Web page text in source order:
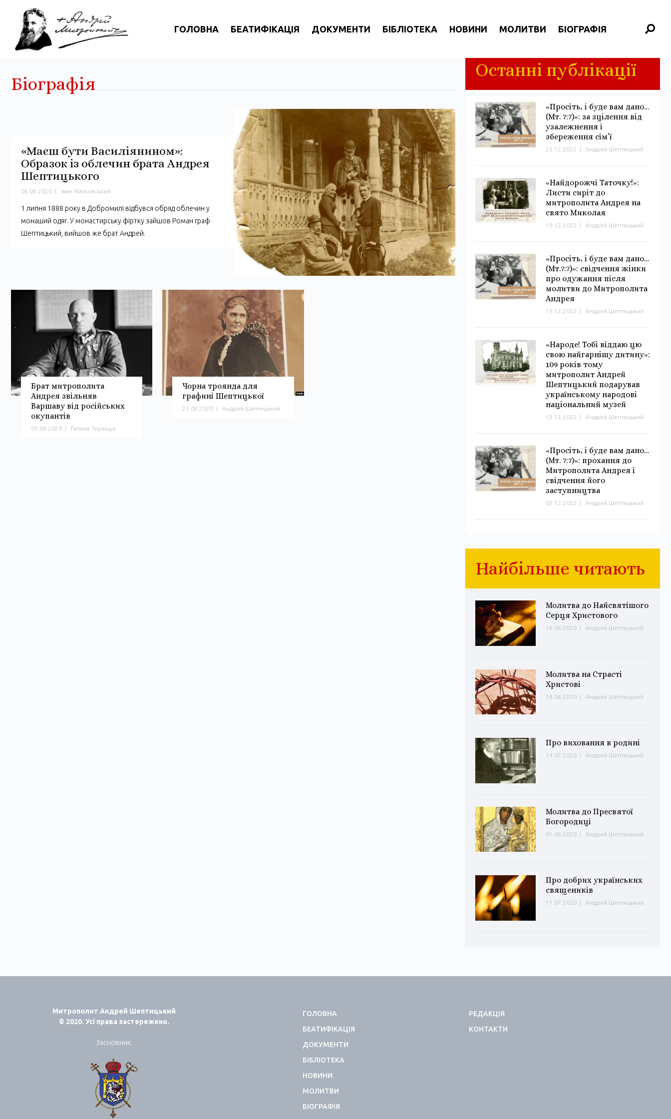
ГОЛОВНА БЕАТИФІКАЦІЯ ДОКУМЕНТИ БІБЛІОТЕКА НОВИНИ МОЛИТВИ БІОГРАФІЯ
Біографія
«Маєш бути Василіянином»:
Образок із облечин брата Андрея
Шептицького
06.08.2020 | Іван Матковський
1 липня 1888 року в Добромилі відбувся обряд облечин у
монаший одяг. У монастирську фіртку зайшов Роман граф
Шептицький, вийшов же брат Андрей.
Брат митрополита
Андрея звільняв
Варшаву від російських
окупантів
01.08.2020 Галина Терещук
Чорна троянда для
графині Шептицької
25.06.2020 Андрей Шептицький
Останні публікації
«Просіть, і буде вам дано…
(Мт. 7:7)»: за зцілення від
узалежнення і
збереження сім’ї
23.12.2022 | Андрей Шептицький
«Найдорожчі Таточку!»:
Листи сиріт до
митрополита Андрея на
свято Миколая
19.12.2022 | Андрей Шептицький
«Просіть, і буде вам дано…
(Мт.7:7)»: свідчення жінки
про одужання після
молитви до Митрополита
Андрея
15.12.2022 | Андрей Шептицький
«Народе! Тобі віддаю цю
свою найгарнішу дитину»:
109 років тому
митрополит Андрей
Шептицький подарував
українському народові
національний музей
13.12.2022 | Андрей Шептицький
«Просіть, і буде вам дано…
(Мт. 7:7)»: прохання до
Митрополита Андрея і
свідчення його
заступництва
03.12.2022 | Андрей Шептицький
Найбільше читають
Молитва до Найсвятішого
Серця Христового
16.06.2020 | Андрей Шептицький
Молитва на Страсті
Христові
16.06.2020 | Андрей Шептицький
Про виховання в родині
14.07.2020 Андрей Шептицький
Молитва до Пресвятої
Богородиці
01.08.2020 | Андрей Шептицький
Про добрих українських
священиків
11.07.2020 Андрей Шептицький
Митрополит Андрей Шептицький
© 2020. Усі права застережено.
Засновник:
ГОЛОВНА
БЕАТИФІКАЦІЯ
ДОКУМЕНТИ
БІБЛІОТЕКА
НОВИНИ
МОЛИТВИ
БІОГРАФІЯ
РЕДАКЦІЯ
КОНТАКТИ